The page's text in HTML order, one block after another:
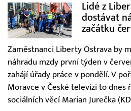
Lidé z
dostávat
začátku
Zaměstnanci Liberty Ostrava by
náhradu mzdy první týden v
zahájí úřady práce v pondělí. V
Moravce v České televizi to dnes
sociálních věcí Marian Jurečka